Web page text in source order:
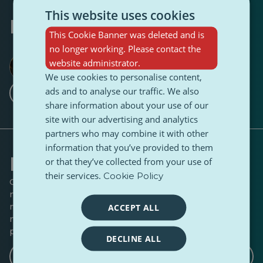
Napísal
Göktürk Başar
1 Nasledovník·5 Nasledovníci
Sledujte
Formujte konverzáciu
Chcete k tomuto príbehu niečo dodať? Máte nejaké
nápady na rozhovory alebo uhly pohľadu, ktoré by sme
mali preskúmať? Dajte nám vedieť, ak by ste chceli
napísať pokračovanie, protipól alebo sa podeliť o
podobný príbeh.
This website uses cookies
This Cookie Banner was deleted and is
no longer working. Please contact the
website administrator.
We use cookies to personalise content,
ads and to analyse our traffic. We also
share information about your use of our
site with our advertising and analytics
partners who may combine it with other
information that you’ve provided to them
or that they’ve collected from your use of
their services. Cookie Policy
ACCEPT ALL
DECLINE ALL